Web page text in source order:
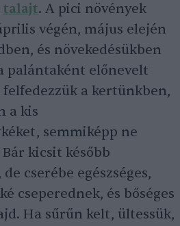
talajt. A pici növények
végén, május elején
és növekedésükben
palántaként előnevelt
a kertünkben,
a kis
semmiképp ne
kicsit később
cserébe egészséges,
cseperednek, és bőséges
Ha sűrűn kelt, ültessük,